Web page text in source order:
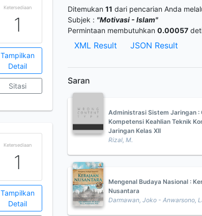
Ketersediaan
1
Tampilkan
Detail
Sitasi
Ketersediaan
1
Tampilkan
Detail
Ditemukan 11 dari pencarian Anda
Subjek : "Motivasi - Islam"
Permintaan membutuhkan 0.00057
XML Result JSON Result
Saran
Administrasi Sistem Jaringan :
Kompetensi Keahlian Teknik
Jaringan Kelas XII
Rizal, M.
Mengenal Budaya Nasional :
Nusantara
Darmawan, Joko - Anwarsono,